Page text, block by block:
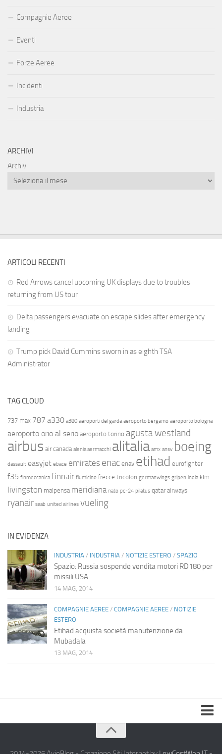
Compagnie Aeree
Eventi
Forze Aeree
Incidenti
Industria
ARCHIVI
Archivi
ARTICOLI RECENTI
Red Arrows cancel upcoming UK displays due to troubles
returning from US tour
Delta passengers evacuate on escape slides after emergency
landing
Trump pick David Cummins sworn in as eighth TSA
Administrator
TAG CLOUD
737 max 787 a330 a380 aeroporti del garda aeroporto bergamo aeroporto bologna
aeroporto orio al serio aeroporto torino agusta westland
airbus air canada alenia aermacchi alitalia amx ansv boeing
dassault easyjet ebace emirates enac enav etihad eurofighter
f35 finmeccanica finnair fiumicino frecce tricolori germanwings gripen india klm
livingston malpensa meridiana nato pc-24 pilatus qatar airways
ryanair saab united airlines vueling
IN EVIDENZA
INDUSTRIA / INDUSTRIA / NOTIZIE ESTERO / SPAZIO
Spazio: Russia sospende vendita motori RD180 per
missili USA
14 MAG, 2014
COMPAGNIE AEREE / COMPAGNIE AEREE / NOTIZIE
ESTERO
Etihad acquista società manutenzione da
Mubadala
13 MAG, 2014
Chi Siamo